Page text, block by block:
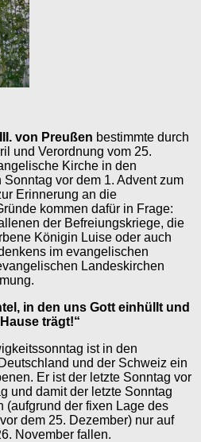
von Preußen bestimmte durch
und Verordnung vom 25.
Kirche in den
vor dem 1. Advent zum
Erinnerung an die
kommen dafür in Frage:
der Befreiungskriege, die
Königin Luise oder auch
im evangelischen
Landeskirchen
in den uns Gott einhüllt und
trägt!“
ist in den
und der Schweiz ein
Er ist der letzte Sonntag vor
und damit der letzte Sonntag
(aufgrund der fixen Lage des
dem 25. Dezember) nur auf
November fallen.